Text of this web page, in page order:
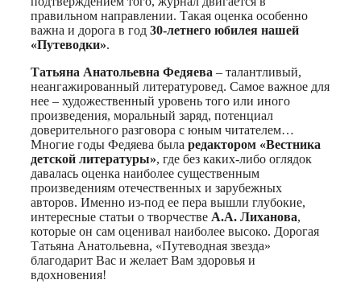
правильном направлении. Такая оценка особенно
важна и дорога в год 30-летнего юбилея нашей
«Путеводки».
Татьяна Анатольевна Федяева – талантливый,
неангажированный литературовед. Самое важное для
нее – художественный уровень того или иного
произведения, моральный заряд, потенциал
доверительного разговора с юным читателем…
Многие годы Федяева была редактором «Вестника
детской литературы», где без каких-либо оглядок
давалась оценка наиболее существенным
произведениям отечественных и зарубежных
авторов. Именно из-под ее пера вышли глубокие,
интересные статьи о творчестве А.А. Лиханова,
которые он сам оценивал наиболее высоко. Дорогая
Татьяна Анатольевна, «Путеводная звезда»
благодарит Вас и желает Вам здоровья и
вдохновения!